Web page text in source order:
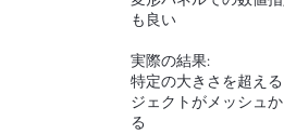
も良い
実際の結果:
特定の大きさを超え
ジェクトがメッシュ
る